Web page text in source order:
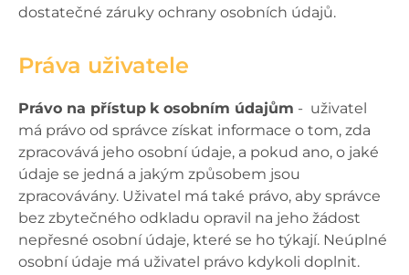
dostatečné záruky ochrany osobních údajů.
Práva uživatele
Právo na přístup k osobním údajům - uživatel
má právo od správce získat informace o tom, zda
zpracovává jeho osobní údaje, a pokud ano, o jaké
údaje se jedná a jakým způsobem jsou
zpracovávány. Uživatel má také právo, aby správce
bez zbytečného odkladu opravil na jeho žádost
nepřesné osobní údaje, které se ho týkají. Neúplné
osobní údaje má uživatel právo kdykoli doplnit.